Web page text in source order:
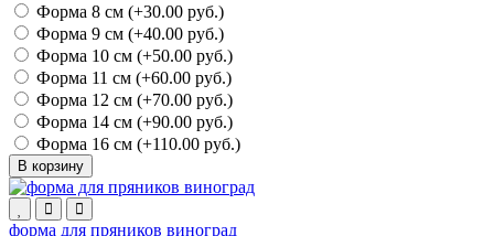
Форма 8 см (+30.00 руб.)
Форма 9 см (+40.00 руб.)
Форма 10 см (+50.00 руб.)
Форма 11 см (+60.00 руб.)
Форма 12 см (+70.00 руб.)
Форма 14 см (+90.00 руб.)
Форма 16 см (+110.00 руб.)
В корзину
форма для пряников виноград